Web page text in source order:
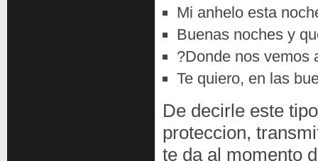
Mi anhelo esta
Buenas noches y
?Donde nos vemos
Te quiero, en las
De decirle este
proteccion,
te da al momento